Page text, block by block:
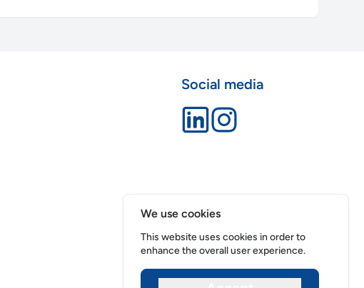
Social media
We use cookies
This website uses cookies in order to
enhance the overall user experience.